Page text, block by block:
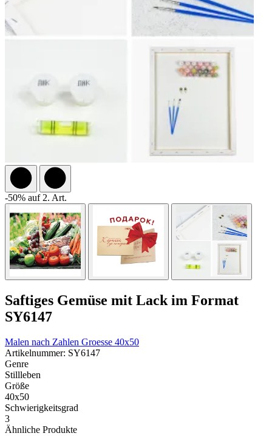
-50% auf 2. Art.
Saftiges Gemüse mit Lack im Format
SY6147
Malen nach Zahlen Groesse 40x50
Artikelnummer: SY6147
Genre
Stillleben
Größe
40x50
Schwierigkeitsgrad
3
Ähnliche Produkte